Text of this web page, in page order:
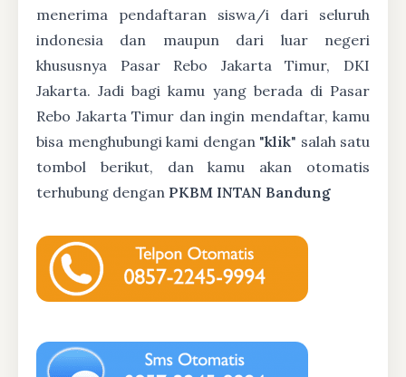
menerima pendaftaran siswa/i dari seluruh
indonesia dan maupun dari luar negeri
khususnya Pasar Rebo Jakarta Timur, DKI
Jakarta. Jadi bagi kamu yang berada di Pasar
Rebo Jakarta Timur dan ingin mendaftar, kamu
bisa menghubungi kami dengan "klik" salah satu
tombol berikut, dan kamu akan otomatis
terhubung dengan PKBM INTAN Bandung